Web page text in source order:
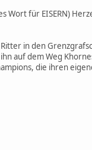
Wort für EISERN)
in den
auf dem Weg
die ihren